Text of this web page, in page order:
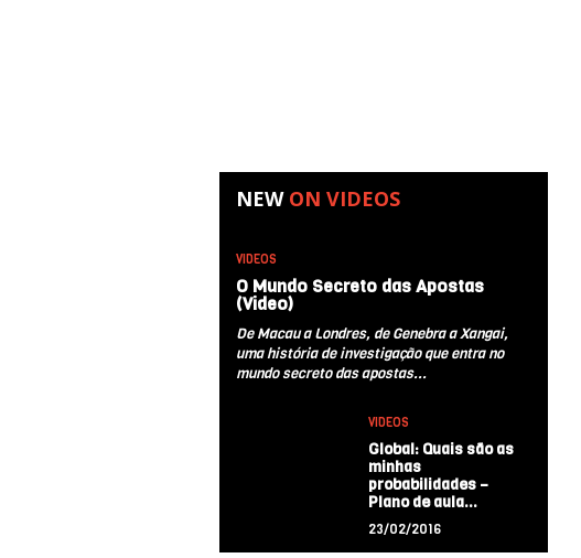
NEW ON VIDEOS
VIDEOS
O Mundo Secreto das Apostas
(Video)
De Macau a Londres, de Genebra a Xangai,
uma história de investigação que entra no
mundo secreto das apostas...
VIDEOS
Global: Quais são as
minhas
probabilidades –
Plano de aula…
23/02/2016